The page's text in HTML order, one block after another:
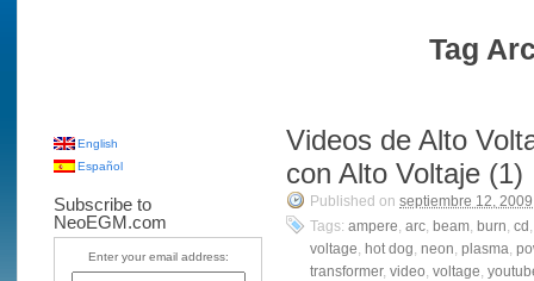
Tag
Videos de Alto
con Alto Voltaje (1)
Published on septiembre 12, 2009
Tags: ampere, arc, beam, burn, cd
voltage, hot dog, neon, plasma,
transformer, video, voltage,
English
Español
Subscribe to
NeoEGM.com
Enter your email address: